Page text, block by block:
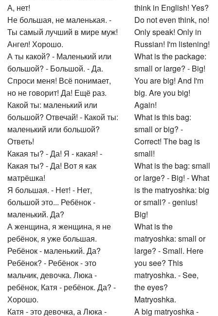
А, нет!
Не большая, не маленькая. -
Ты самый лучший в мире муж!
Ангел! Хорошо.
А ты какой? - Маленький или
большой? - Большой. - Да.
Спроси меня! Всё понимает,
но не говорит! Да! Ещё раз.
Какой ты: маленький или
большой? Отвечай! - Какой ты:
маленький или большой?
Ответь!
Какая ты? - Да! Я - какая! -
Какая ты? - Да! Вот я как
матрёшка!
Я большая. - Нет! - Нет,
большой это... Ребёнок -
маленький. Да?
А женщина, я женщина, я не
ребёнок, я уже большая.
Ребёнок - маленький. Да?
Ребёнок? - Ребёнок - это
мальчик, девочка. Люка -
ребёнок, Катя - ребёнок. Да? -
Хорошо.
Катя - это девочка, а Люка -
think in English! Yes?
Do not even think, no!
Only speak! Only in
Russian! I'm listening!
What is the package:
small or large? - Big!
You are big! And I'm
big. Are you big!
Again!
What is this bag:
small or big? -
Correct! The bag is
small!
What is the bag: small
or large? - Big! - What
is the matryoshka: big
or small? - genius!
Big!
What is the
matryoshka: small or
large? - Small. Here
you see? This
matryoshka. - See,
the eyes?
Matryoshka.
A big matryoshka -